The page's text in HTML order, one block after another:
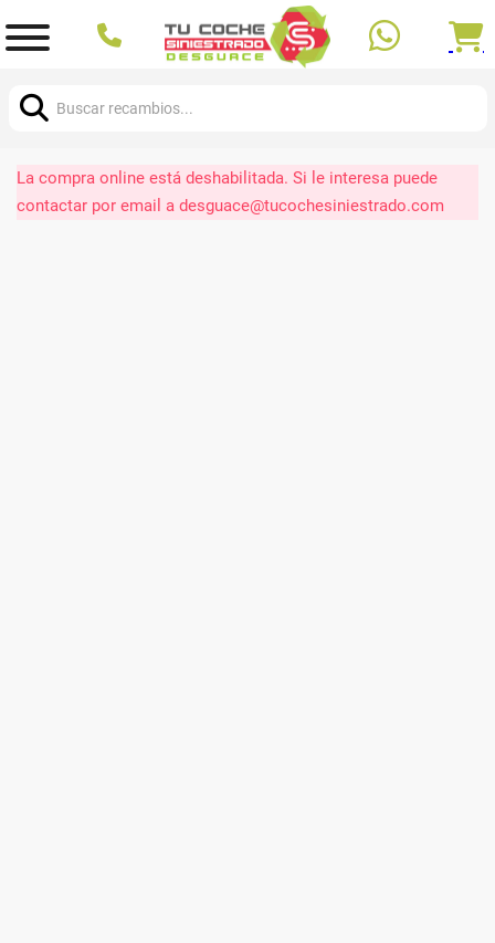
La compra online está deshabilitada. Si le interesa puede
contactar por email a desguace@tucochesiniestrado.com